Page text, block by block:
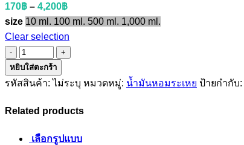
170฿ – 4,200฿
size 10 ml. 100 ml. 500 ml. 1,000 ml.
Clear selection
หยิบใส่ตะกร้า
รหัสสินค้า:ไม่ระบุ หมวดหมู่: น้ำมันหอมระเหย ป้ายกำกับ:
Related products
เลือกรูปแบบ